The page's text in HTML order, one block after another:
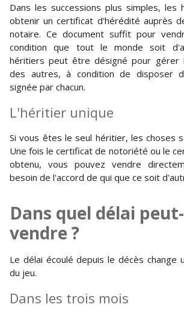
Dans les successions plus simples, les
obtenir un certificat d'hérédité auprès
notaire. Ce document suffit pour
condition que tout le monde soit
héritiers peut être désigné pour gérer
des autres, à condition de disposer
signée par chacun.
L'héritier unique
Si vous êtes le seul héritier, les choses
Une fois le certificat de notoriété ou le
obtenu, vous pouvez vendre
besoin de l'accord de qui que ce soit
Dans quel délai
vendre ?
Le délai écoulé depuis le décès change
du jeu.
Dans les trois mois